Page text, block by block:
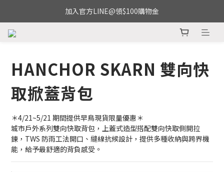
加入官方LINE@領$100購物金
HANCHOR SKARN 雙向快
取掀蓋背包
＊4/21~5/21 期間提供早鳥現貨限量優惠＊
城市戶外系列雙向快取背包，上蓋式造型搭配雙向快取側開拉
鍊，TWS 防雨工法開口、縫線抗候設計，提供多種收納與跨界機
能，給予最舒適的背負感受。